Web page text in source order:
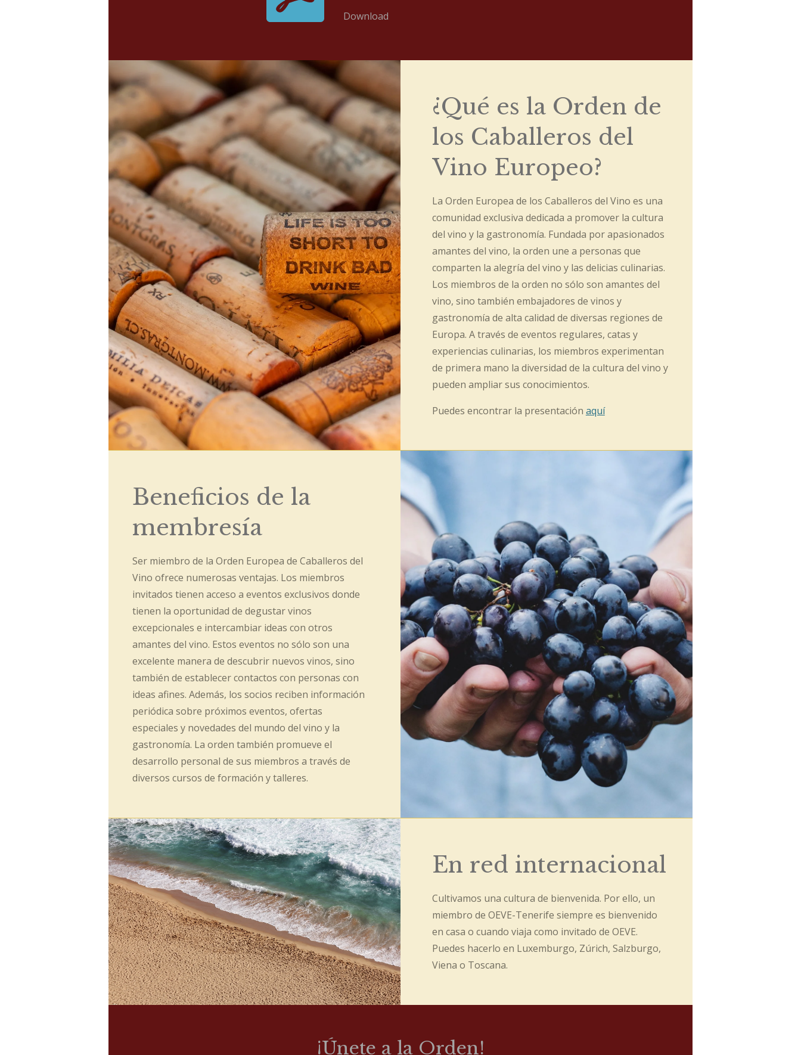
Download
¿Qué es la Orden de
los Caballeros del
Vino Europeo?
La Orden Europea de los Caballeros del Vino es una
comunidad exclusiva dedicada a promover la cultura
del vino y la gastronomía. Fundada por apasionados
amantes del vino, la orden une a personas que
comparten la alegría del vino y las delicias culinarias.
Los miembros de la orden no sólo son amantes del
vino, sino también embajadores de vinos y
gastronomía de alta calidad de diversas regiones de
Europa. A través de eventos regulares, catas y
experiencias culinarias, los miembros experimentan
de primera mano la diversidad de la cultura del vino y
pueden ampliar sus conocimientos.
Puedes encontrar la presentación aquí
Beneficios de la
membresía
Ser miembro de la Orden Europea de Caballeros del
Vino ofrece numerosas ventajas. Los miembros
invitados tienen acceso a eventos exclusivos donde
tienen la oportunidad de degustar vinos
excepcionales e intercambiar ideas con otros
amantes del vino. Estos eventos no sólo son una
excelente manera de descubrir nuevos vinos, sino
también de establecer contactos con personas con
ideas afines. Además, los socios reciben información
periódica sobre próximos eventos, ofertas
especiales y novedades del mundo del vino y la
gastronomía. La orden también promueve el
desarrollo personal de sus miembros a través de
diversos cursos de formación y talleres.
En red internacional
Cultivamos una cultura de bienvenida. Por ello, un
miembro de OEVE-Tenerife siempre es bienvenido
en casa o cuando viaja como invitado de OEVE.
Puedes hacerlo en Luxemburgo, Zúrich, Salzburgo,
Viena o Toscana.
¡Únete a la Orden!